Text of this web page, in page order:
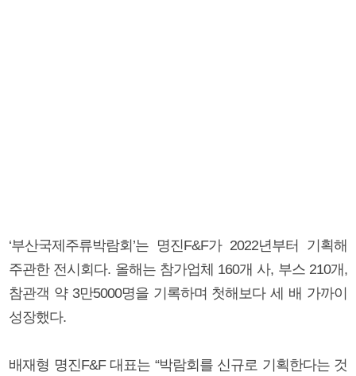
‘부산국제주류박람회’는 명진F&F가 2022년부터 기획해
주관한 전시회다. 올해는 참가업체 160개 사, 부스 210개,
참관객 약 3만5000명을 기록하며 첫해보다 세 배 가까이
성장했다.
배재형 명진F&F 대표는 “박람회를 신규로 기획한다는 것